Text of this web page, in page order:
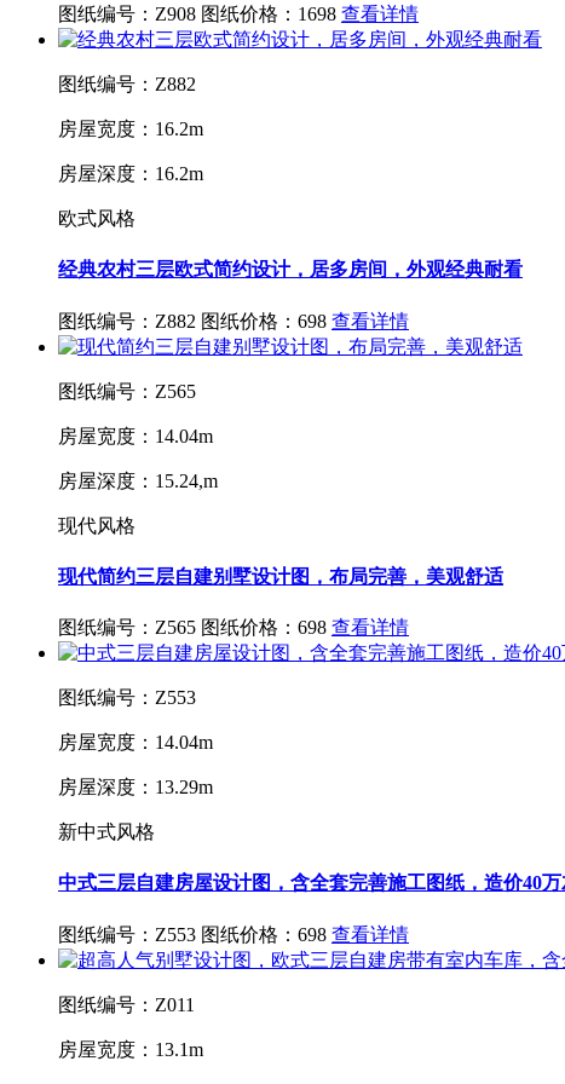
图纸编号：Z908 图纸价格：1698 查看详情
图纸编号：Z882
房屋宽度：16.2m
房屋深度：16.2m
欧式风格
经典农村三层欧式简约设计，居多房间，外观经典耐看
图纸编号：Z882 图纸价格：698 查看详情
图纸编号：Z565
房屋宽度：14.04m
房屋深度：15.24,m
现代风格
现代简约三层自建别墅设计图，布局完善，美观舒适
图纸编号：Z565 图纸价格：698 查看详情
图纸编号：Z553
房屋宽度：14.04m
房屋深度：13.29m
新中式风格
中式三层自建房屋设计图，含全套完善施工图纸，造价40
图纸编号：Z553 图纸价格：698 查看详情
图纸编号：Z011
房屋宽度：13.1m